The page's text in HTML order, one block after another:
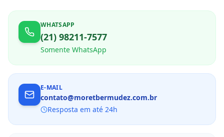
WHATSAPP
(21) 98211-7577
Somente WhatsApp
E-MAIL
contato@moretbermudez.com.br
Resposta em até 24h